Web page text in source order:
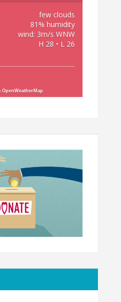
few clouds
81% humidity
wind: 3m/s WNW
H 28 • L 26